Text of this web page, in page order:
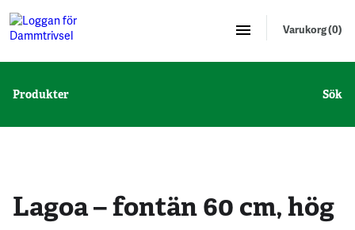
Varukorg (0)
Produkter Sök
Lagoa – fontän 60 cm, hög